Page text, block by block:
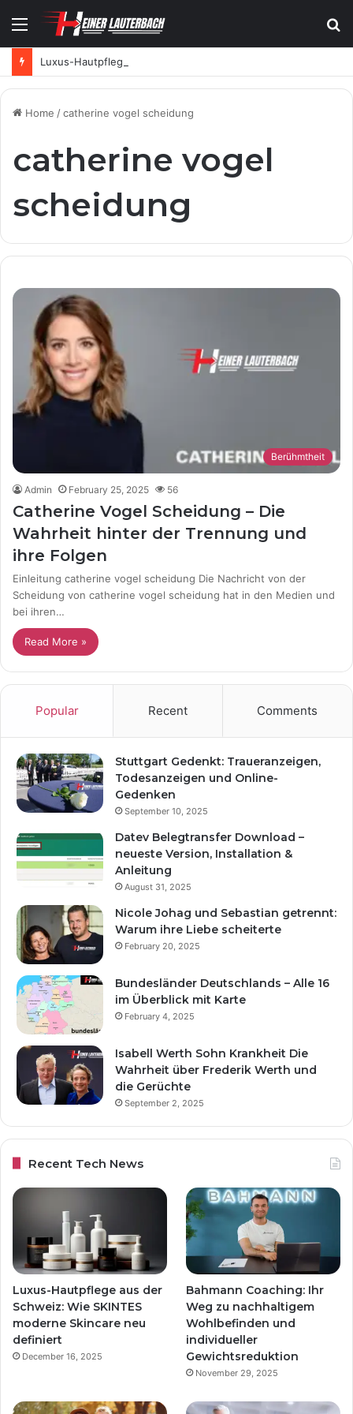
Menu
Home /catherine vogel scheidung
catherine vogel
scheidung
Berühmtheit
Admin February 25, 2025 56
Catherine Vogel Scheidung – Die
Wahrheit hinter der Trennung und
ihre Folgen
Einleitung catherine vogel scheidung Die Nachricht von der
Scheidung von catherine vogel scheidung hat in den Medien und
bei ihren…
Read More »
Popular Recent Comments
Stuttgart Gedenkt: Traueranzeigen,
Todesanzeigen und Online-
Gedenken
September 10, 2025
Datev Belegtransfer Download –
neueste Version, Installation &
Anleitung
August 31, 2025
Nicole Johag und Sebastian getrennt:
Warum ihre Liebe scheiterte
February 20, 2025
Bundesländer Deutschlands – Alle 16
im Überblick mit Karte
February 4, 2025
Isabell Werth Sohn Krankheit Die
Wahrheit über Frederik Werth und
die Gerüchte
September 2, 2025
Recent Tech News
Luxus-Hautpflege aus der
Schweiz: Wie SKINTES
moderne Skincare neu
definiert
December 16, 2025
Bahmann Coaching: Ihr
Weg zu nachhaltigem
Wohlbefinden und
individueller
Gewichtsreduktion
November 29, 2025